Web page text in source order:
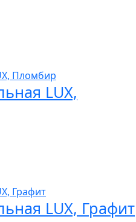
LUX,
LUX, Графит